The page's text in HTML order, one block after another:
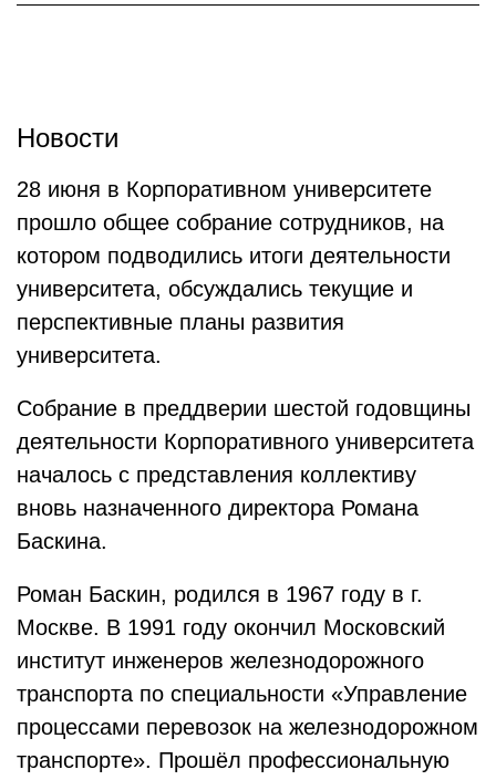
Новости
28 июня в Корпоративном университете
прошло общее собрание сотрудников, на
котором подводились итоги деятельности
университета, обсуждались текущие и
перспективные планы развития
университета.
Собрание в преддверии шестой годовщины
деятельности Корпоративного университета
началось с представления коллективу
вновь назначенного директора Романа
Баскина.
Роман Баскин, родился в 1967 году в г.
Москве. В 1991 году окончил Московский
институт инженеров железнодорожного
транспорта по специальности «Управление
процессами перевозок на железнодорожном
транспорте». Прошёл профессиональную